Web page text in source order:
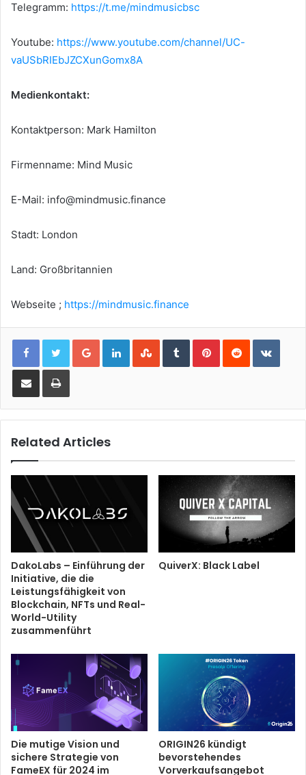
Telegramm: https://t.me/mindmusicbsc
Youtube: https://www.youtube.com/channel/UC-
vaUSbRIEbJZCXunGomx8A
Medienkontakt:
Kontaktperson: Mark Hamilton
Firmenname: Mind Music
E-Mail: info@mindmusic.finance
Stadt: London
Land: Großbritannien
Webseite ; https://mindmusic.finance
Google+LinkedInStumbleUpon
TumblrPinterestReddit
Share via Email Print
Related Articles
DakoLabs – Einführung der
Initiative, die die
Leistungsfähigkeit von
Blockchain, NFTs und Real-
World-Utility
zusammenführt
QuiverX: Black Label
Die mutige Vision und
sichere Strategie von
FameEX für 2024 im
ORIGIN26 kündigt
bevorstehendes
Vorverkaufsangebot